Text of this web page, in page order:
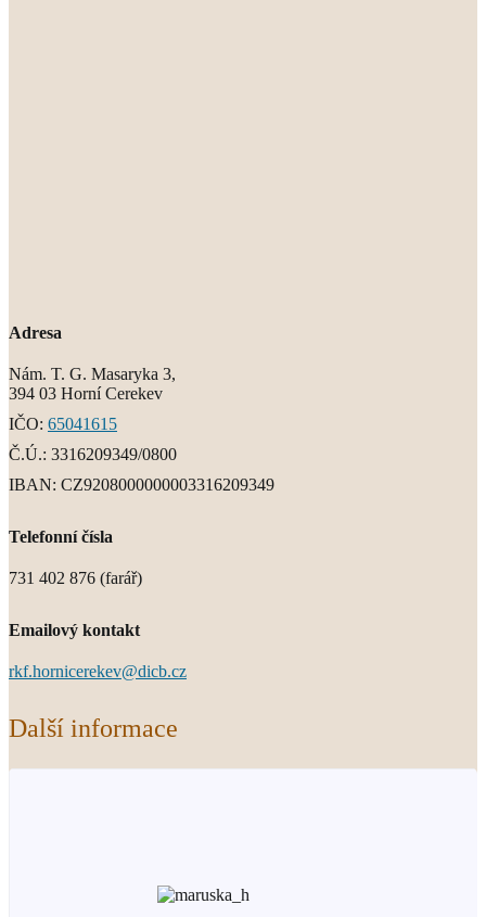
Adresa
Nám. T. G. Masaryka 3,
394 03 Horní Cerekev
IČO: 65041615
Č.Ú.: 3316209349/0800
IBAN: CZ9208000000003316209349
Telefonní čísla
731 402 876 (farář)
Emailový kontakt
rkf.hornicerekev@dicb.cz
Další informace